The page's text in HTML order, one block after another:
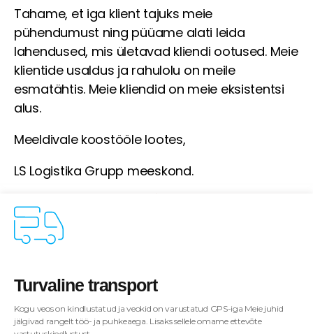
Tahame, et iga klient tajuks meie
pühendumust ning püüame alati leida
lahendused, mis ületavad kliendi ootused. Meie
klientide usaldus ja rahulolu on meile
esmatähtis. Meie kliendid on meie eksistentsi
alus.
Meeldivale koostööle lootes,
LS Logistika Grupp meeskond.
Turvaline transport
Kogu veos on kindlustatud ja veokid on varustatud GPS-iga Meie juhid
jälgivad rangelt töö- ja puhkeaega. Lisaks sellele omame ettevõte